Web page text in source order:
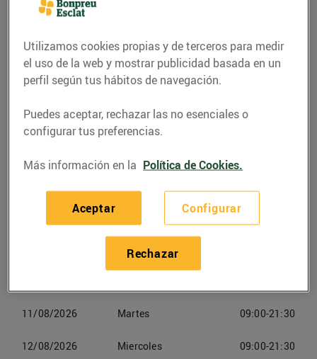
C. Sant Isidre, 200 (43540) La Ràpita
Teléfono
977 74 90 40
Llamar
Horarios Bonpreu La Ràpita
08/08/2026 09:00-21:30
Domingo
11/08/2026 Martes 09:00-21:30
12/08/2026 Miercoles 09:00-21:30
Utilizamos cookies propias y de terceros para medir
el uso de la web y mostrar publicidad basada en un
perfil según tus hábitos de navegación.
Puedes aceptar, rechazar las no esenciales o
configurar tus preferencias.
Más información en la Política de Cookies.
Configurar
Rechazar
Aceptar